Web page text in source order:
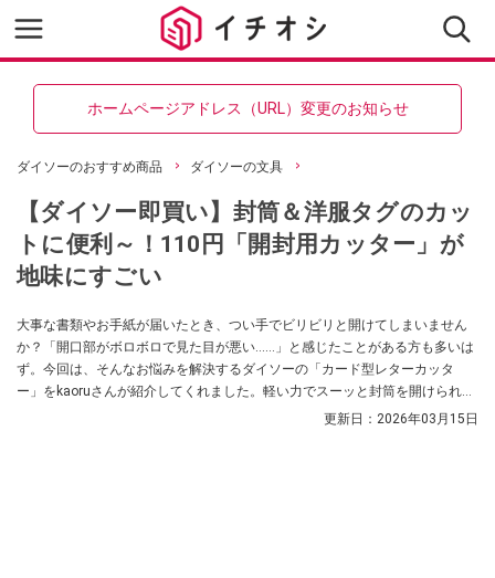
ホームページアドレス（URL）変更のお知らせ
ダイソーのおすすめ商品 ダイソーの文具
【ダイソー即買い】封筒＆洋服タグのカッ
トに便利～！110円「開封用カッター」が
地味にすごい
大事な書類やお手紙が届いたとき、つい手でビリビリと開けてしまいません
か？「開口部がボロボロで見た目が悪い……」と感じたことがある方も多いは
ず。今回は、そんなお悩みを解決するダイソーの「カード型レターカッタ
ー」をkaoruさんが紹介してくれました。軽い力でスーッと封筒を開けられ
る、暮らしの重宝アイテムなのだとか！出しっぱなしでもOKなおしゃれな白
更新日： 2026年03月15日